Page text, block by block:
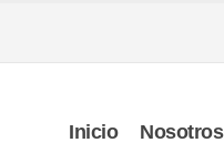
Inicio Nosotros